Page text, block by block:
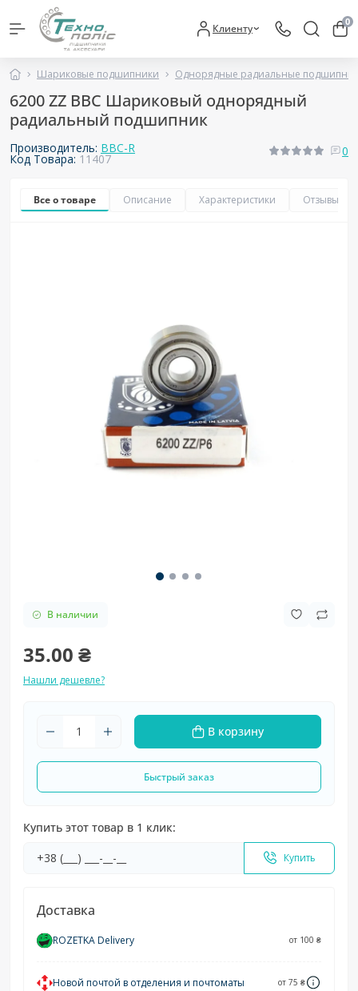
Клиенту 0
Шариковые подшипники Однорядные радиальные
6200 ZZ BBC Шариковый однорядный
радиальный подшипник
Производитель: BBC-R
Код Товара: 11407
0
Все о товаре Описание Характеристики Отзывы
В наличии
35.00 ₴
Нашли дешевле?
В корзину
Быстрый заказ
Купить этот товар в 1 клик:
Купить
Доставка
ROZETKA Delivery от 100 ₴
Новой почтой в отделения и почтоматы от 75 ₴